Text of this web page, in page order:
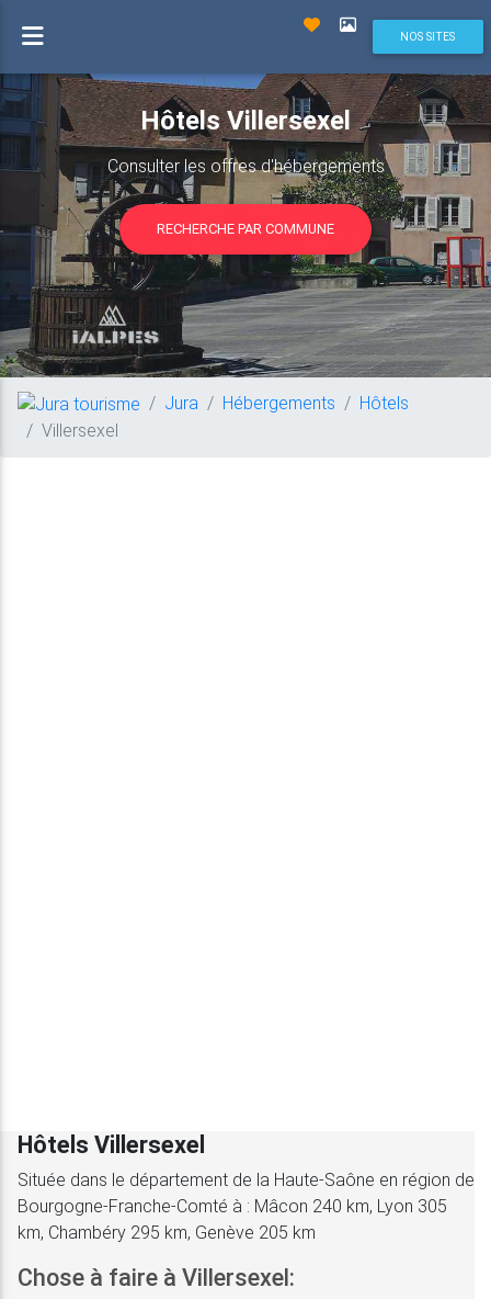
NOS SITES
Hôtels Villersexel
Consulter les offres d'hébergements
RECHERCHE PAR COMMUNE
Jura Hébergements
Hôtels
Villersexel
Hôtels Villersexel
Située dans le département de la Haute-Saône en région de
Bourgogne-Franche-Comté à : Mâcon 240 km, Lyon 305
km, Chambéry 295 km, Genève 205 km
Chose à faire à Villersexel: